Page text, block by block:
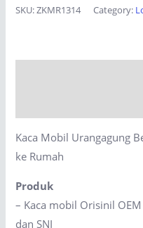
Urangagung
|
Bisa
ke
Rumah
quantity
SKU:ZKMR1314 Category:
Kaca Mobil Urangagung
ke Rumah
Produk
– Kaca mobil Orisinil
dan SNI